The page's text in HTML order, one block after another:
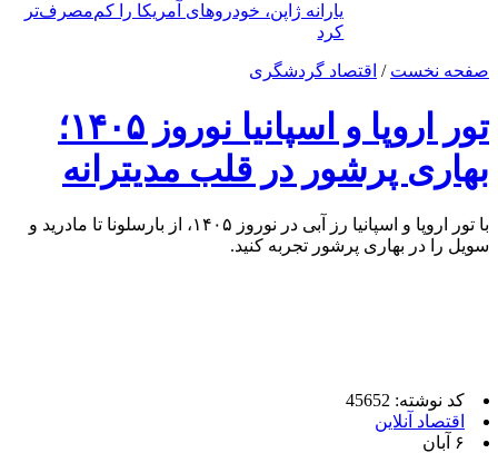
یارانه ژاپن، خودروهای آمریکا را کم‌مصرف‌تر
کرد
صفحه نخست / اقتصاد گردشگری
تور اروپا و اسپانیا نوروز ۱۴۰۵؛
بهاری پرشور در قلب مدیترانه
با تور اروپا و اسپانیا رز آبی در نوروز ۱۴۰۵، از بارسلونا تا مادرید و
سویل را در بهاری پرشور تجربه کنید.
کد نوشته: 45652
اقتصاد آنلاین
۶ آبان